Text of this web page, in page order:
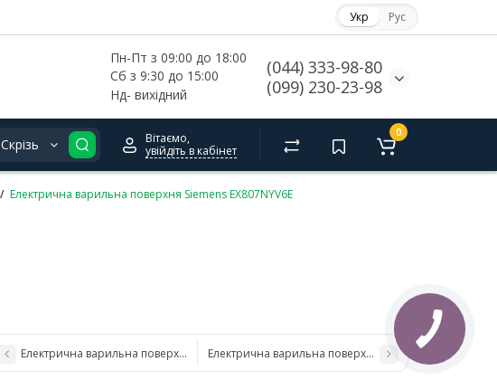
Укр Рус
Пн-Пт з 09:00 до 18:00
Сб з 9:30 до 15:00
Нд- вихідний
(044) 333-98-80
(099) 230-23-98
Скрізь
Вітаємо,
увійдіть в кабінет
0
Електрична варильна поверхня Siemens EX807NYV6E
Електрична варильна поверхня Siemens EX807LX57EЕлектрична варильна поверхня Siemens EH611BE15E